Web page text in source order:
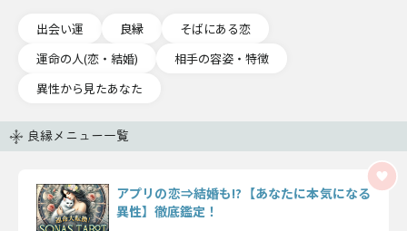
出会い運 良縁
そばにある恋
運命の人(恋・結婚)
相手の容姿・特徴
異性から見たあなた
良縁メニュー一覧
アプリの恋⇒結婚も!?【あなたに本気になる
異性】徹底鑑定！